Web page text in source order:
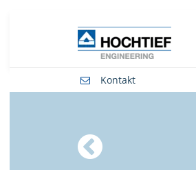
Kontakt